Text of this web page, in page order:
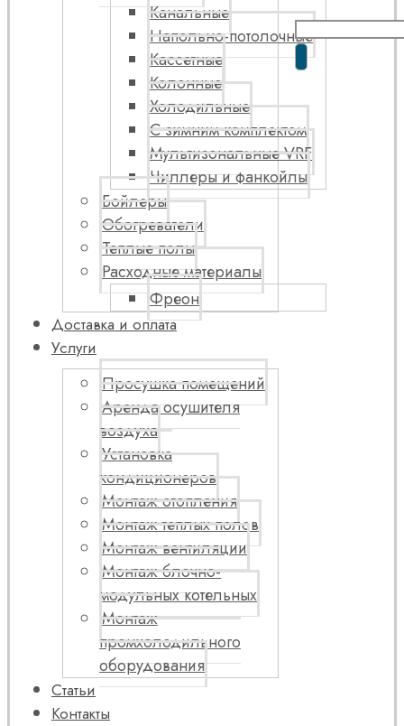
Канальные
Напольно-потолочные
Кассетные
Колонные
Холодильные
С зимним комплектом
Мультизональные VRF
Чиллеры и фанкойлы
Бойлеры
Обогреватели
Теплые полы
Расходные материалы
Фреон
Доставка и оплата
Услуги
Просушка помещений
Аренда осушителя
воздуха
Установка
кондиционеров
Монтаж отопления
Монтаж теплых полов
Монтаж вентиляции
Монтаж блочно-
модульных котельных
Монтаж
промхолодильного
оборудования
Статьи
Контакты